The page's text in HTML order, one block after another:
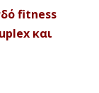
fitness
και